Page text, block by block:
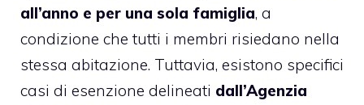
all’anno e per una sola famiglia, a
condizione che tutti i membri risiedano nella
stessa abitazione. Tuttavia, esistono specifici
casi di esenzione delineati dall’Agenzia